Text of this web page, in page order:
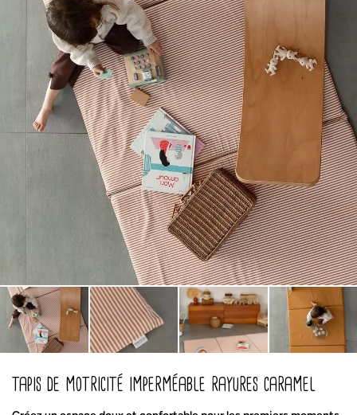
tapis de motricité imperméable rayures caramel